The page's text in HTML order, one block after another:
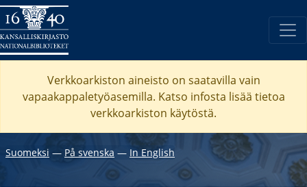
Verkkoarkiston aineisto on saatavilla vain
vapaakappaletyöasemilla. Katso infosta lisää tietoa
verkkoarkiston käytöstä.
Suomeksi ― På svenska ― In English